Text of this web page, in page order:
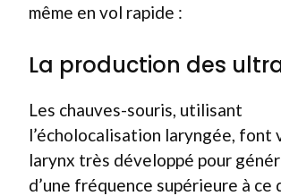
même en vol rapide :
La production des
Les chauves-souris, utilisant
l’écholocalisation laryngée, font
larynx très développé pour
d’une fréquence supérieure à ce